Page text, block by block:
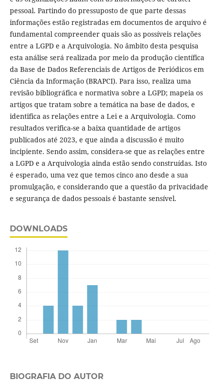
pessoal. Partindo do pressuposto de que parte dessas
informações estão registradas em documentos de arquivo é
fundamental compreender quais são as possíveis relações
entre a LGPD e a Arquivologia. No âmbito desta pesquisa
esta análise será realizada por meio da produção científica
da Base de Dados Referenciais de Artigos de Periódicos em
Ciência da Informação (BRAPCI). Para isso, realiza uma
revisão bibliográfica e normativa sobre a LGPD; mapeia os
artigos que tratam sobre a temática na base de dados, e
identifica as relações entre a Lei e a Arquivologia. Como
resultados verifica-se a baixa quantidade de artigos
publicados até 2023, e que ainda a discussão é muito
incipiente. Sendo assim, considera-se que as relações entre
a LGPD e a Arquivologia ainda estão sendo construídas. Isto
é esperado, uma vez que temos cinco ano desde a sua
promulgação, e considerando que a questão da privacidade
e segurança de dados pessoais é bastante sensível.
DOWNLOADS
BIOGRAFIA DO AUTOR